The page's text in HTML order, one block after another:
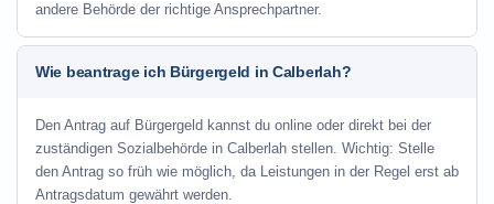
andere Behörde der richtige Ansprechpartner.
Wie beantrage ich Bürgergeld in Calberlah?
Den Antrag auf Bürgergeld kannst du online oder direkt bei der
zuständigen Sozialbehörde in Calberlah stellen. Wichtig: Stelle
den Antrag so früh wie möglich, da Leistungen in der Regel erst ab
Antragsdatum gewährt werden.